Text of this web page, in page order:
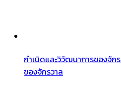
กำเนิดและวิวัฒนาการของจัก
ของจักรวาล